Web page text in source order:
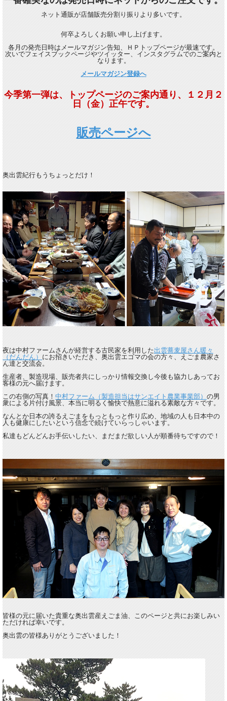
ネット通販が店舗販売分割り振りより多いです。
何卒よろしくお願い申し上げます。
各月の発売日時はメールマガジン告知、ＨＰトップページが最速です。
次いでフェイスブックページやツイッター、インスタグラムでのご案内と
なります。
メールマガジン登録へ
今季第一弾は、トップページのご案内通り、１２月２
日（金）正午です。
販売ページへ
奥出雲紀行もうちょっとだけ！
夜は中村ファームさんが経営する古民家を利用した出雲蕎麦屋さん暖々
（だんだん）にお招きいただき、奥出雲エゴマの会の方々、えごま農家さ
ん達と交流会。
生産者、製造現場、販売者共にしっかり情報交換し今後も協力しあってお
客様の元へ届けます。
この右側の写真！中村ファーム（製造担当はサンエイト農業事業部）の男
衆による片付け風景、本当に明るく愉快で熱意に溢れる素敵な方々です。
なんとか日本の誇るえごまをもっともっと作り広め、地域の人も日本中の
人も健康にしたいという信念で続けていらっしゃいます。
私達もどんどんお手伝いしたい、まだまだ欲しい人が順番待ちですので！
皆様の元に届いた貴重な奥出雲産えごま油、このページと共にお楽しみい
ただければ幸いです。
奥出雲の皆様ありがとうございました！